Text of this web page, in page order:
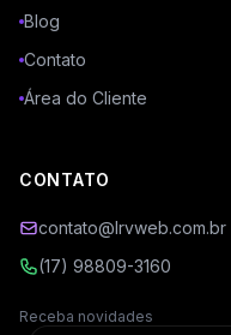
Blog
Contato
Área do Cliente
CONTATO
contato@lrvweb.com.br
(17) 98809-3160
Receba novidades